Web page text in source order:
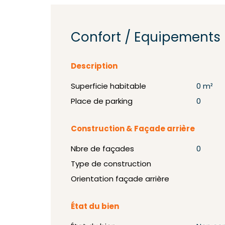
Confort / Equipements
Description
Superficie habitable
0 m²
Place de parking
0
Construction & Façade arrière
Nbre de façades
0
Type de construction
Orientation façade arrière
État du bien